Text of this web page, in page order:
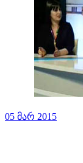
05 მარ 2015